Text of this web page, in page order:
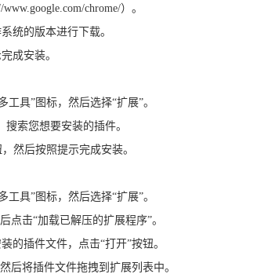
chrome/）。
统的版本进行下载。
成安装。
具”图标，然后选择“扩展”。
索您想要安装的插件。
然后按照提示完成安装。
具”图标，然后选择“扩展”。
点击“加载已解压的扩展程序”。
的插件文件，点击“打开”按钮。
后将插件文件拖拽到扩展列表中。